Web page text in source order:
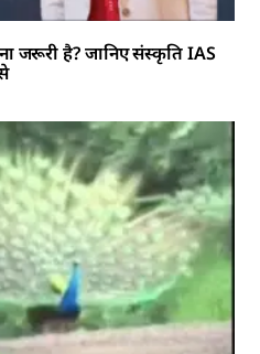
जरूरी है? जानिए संस्कृति IAS